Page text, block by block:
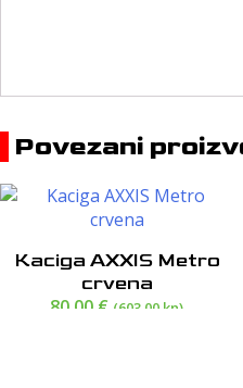
Povezani
Kaciga AXXIS Metro
crvena
80,00 € (603,00 kn)